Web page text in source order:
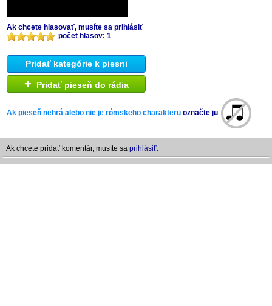
Ak chcete hlasovať, musíte sa prihlásiť
počet hlasov: 1
Pridať kategórie k piesni
+ Pridať pieseň do rádia
Ak pieseň nehrá alebo nie je rómskeho charakteru označte ju
Ak chcete pridať komentár, musíte sa prihlásiť: